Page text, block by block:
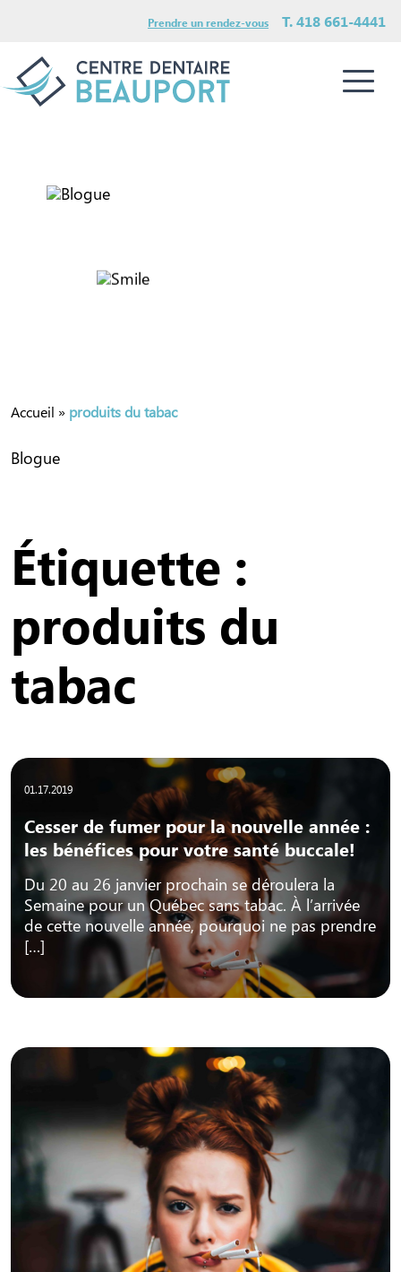
Prendre un rendez-vous T. 418 661-4441
Accueil » produits du tabac
Blogue
Étiquette :
produits du
tabac
01.17.2019
Cesser de fumer pour la nouvelle année :
les bénéfices pour votre santé buccale!
Du 20 au 26 janvier prochain se déroulera la
Semaine pour un Québec sans tabac. À l’arrivée
de cette nouvelle année, pourquoi ne pas prendre
[…]